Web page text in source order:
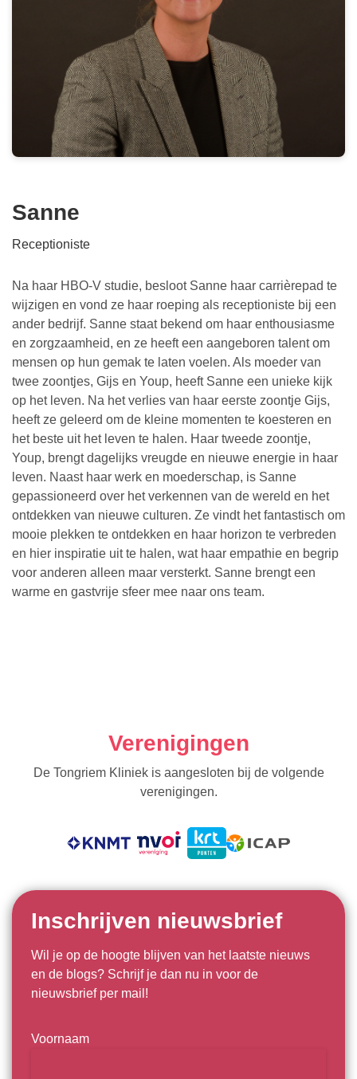
Sanne
Receptioniste
Na haar HBO-V studie, besloot Sanne haar carrièrepad te
wijzigen en vond ze haar roeping als receptioniste bij een
ander bedrijf. Sanne staat bekend om haar enthousiasme
en zorgzaamheid, en ze heeft een aangeboren talent om
mensen op hun gemak te laten voelen. Als moeder van
twee zoontjes, Gijs en Youp, heeft Sanne een unieke kijk
op het leven. Na het verlies van haar eerste zoontje Gijs,
heeft ze geleerd om de kleine momenten te koesteren en
het beste uit het leven te halen. Haar tweede zoontje,
Youp, brengt dagelijks vreugde en nieuwe energie in haar
leven. Naast haar werk en moederschap, is Sanne
gepassioneerd over het verkennen van de wereld en het
ontdekken van nieuwe culturen. Ze vindt het fantastisch om
mooie plekken te ontdekken en haar horizon te verbreden
en hier inspiratie uit te halen, wat haar empathie en begrip
voor anderen alleen maar versterkt. Sanne brengt een
warme en gastvrije sfeer mee naar ons team.
Verenigingen
De Tongriem Kliniek is aangesloten bij de volgende
verenigingen.
Inschrijven nieuwsbrief
Wil je op de hoogte blijven van het laatste nieuws
en de blogs? Schrijf je dan nu in voor de
nieuwsbrief per mail!
Naam
Voornaam